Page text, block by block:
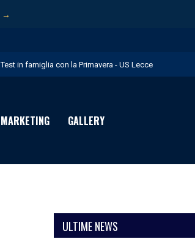
→
Test in famiglia con la Primavera - US Lecce
Geubbels in giallorosso - US Lecce
Aratravel è Premium Partner per la stagione 2026/27 -
MARKETING GALLERY
ULTIME NEWS